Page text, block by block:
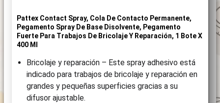
Pattex Contact Spray, Cola De Contacto Permanente,
Pegamento Spray De Base Disolvente, Pegamento
Fuerte Para Trabajos De Bricolaje Y Reparación, 1 Bote X
400 Ml
Bricolaje y reparación – Este spray adhesivo está
indicado para trabajos de bricolaje y reparación en
grandes y pequeñas superficies gracias a su
difusor ajustable.